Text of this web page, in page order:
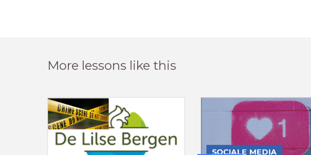
More lessons like this